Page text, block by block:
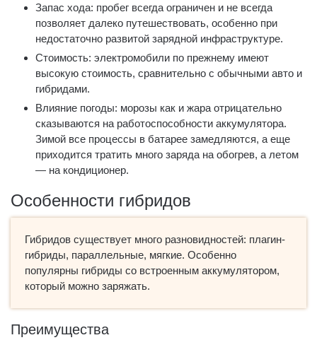
Запас хода: пробег всегда ограничен и не всегда
позволяет далеко путешествовать, особенно при
недостаточно развитой зарядной инфраструктуре.
Стоимость: электромобили по прежнему имеют
высокую стоимость, сравнительно с обычными авто и
гибридами.
Влияние погоды: морозы как и жара отрицательно
сказываются на работоспособности аккумулятора.
Зимой все процессы в батарее замедляются, а еще
приходится тратить много заряда на обогрев, а летом
— на кондиционер.
Особенности гибридов
Гибридов существует много разновидностей: плагин-
гибриды, параллельные, мягкие. Особенно
популярны гибриды со встроенным аккумулятором,
который можно заряжать.
Преимущества